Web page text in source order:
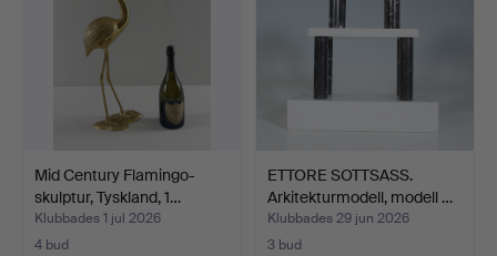
Mid Century Flamingo-
skulptur, Tyskland, 1…
Klubbades 1 jul 2026
4 bud
ETTORE SOTTSASS.
Arkitekturmodell, modell …
Klubbades 29 jun 2026
3 bud